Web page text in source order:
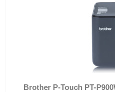
Brother P-Touch PT-